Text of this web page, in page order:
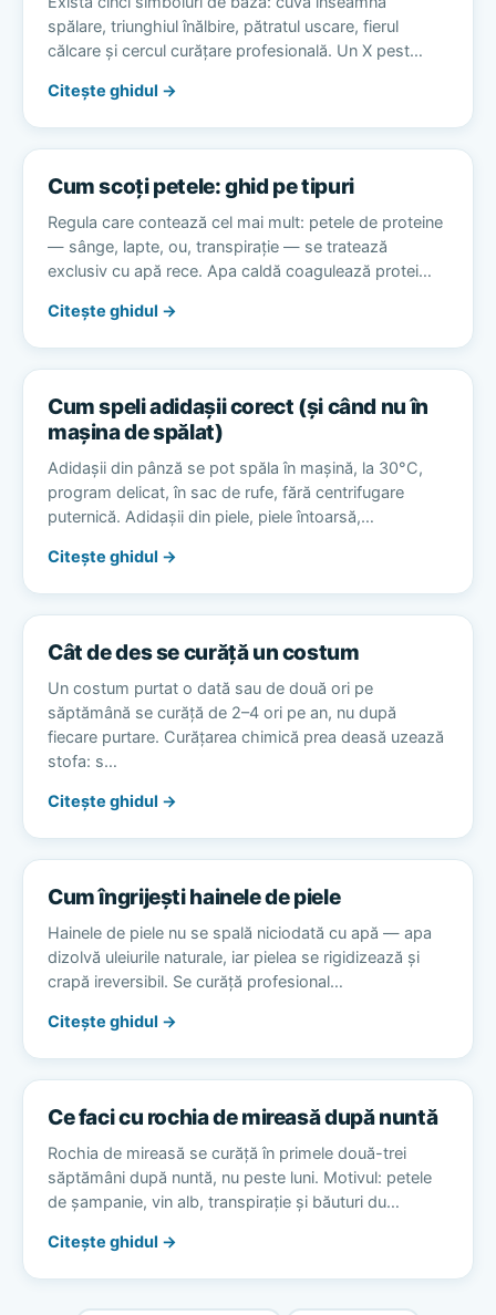
spălare, triunghiul înălbire, pătratul uscare, fierul
călcare și cercul curățare profesională. Un X pest…
Citește ghidul →
Cum scoți petele: ghid pe tipuri
Regula care contează cel mai mult: petele de proteine
— sânge, lapte, ou, transpirație — se tratează
exclusiv cu apă rece. Apa caldă coagulează protei…
Citește ghidul →
Cum speli adidașii corect (și când nu în
mașina de spălat)
Adidașii din pânză se pot spăla în mașină, la 30°C,
program delicat, în sac de rufe, fără centrifugare
puternică. Adidașii din piele, piele întoarsă,…
Citește ghidul →
Cât de des se curăță un costum
Un costum purtat o dată sau de două ori pe
săptămână se curăță de 2–4 ori pe an, nu după
fiecare purtare. Curățarea chimică prea deasă uzează
stofa: s…
Citește ghidul →
Cum îngrijești hainele de piele
Hainele de piele nu se spală niciodată cu apă — apa
dizolvă uleiurile naturale, iar pielea se rigidizează și
crapă ireversibil. Se curăță profesional…
Citește ghidul →
Ce faci cu rochia de mireasă după nuntă
Rochia de mireasă se curăță în primele două-trei
săptămâni după nuntă, nu peste luni. Motivul: petele
de șampanie, vin alb, transpirație și băuturi du…
Citește ghidul →